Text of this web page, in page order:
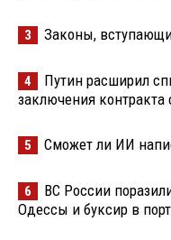
3 Законы,
4
Путин расширил
заключения
5 Сможет ли ИИ
6
ВС России
Одессы и буксир в